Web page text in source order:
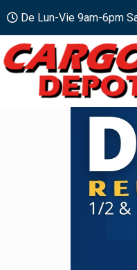
De Lun-Vie 9am-6pm